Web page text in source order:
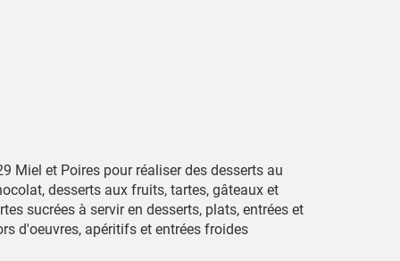
Miel et Poires pour réaliser des desserts au
desserts aux fruits, tartes, gâteaux et
sucrées à servir en desserts, plats, entrées et
d'oeuvres, apéritifs et entrées froides